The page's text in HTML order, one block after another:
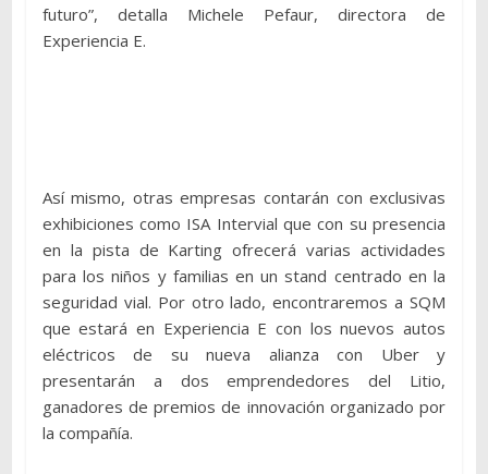
futuro”, detalla Michele Pefaur, directora de
Experiencia E.
Así mismo, otras empresas contarán con exclusivas
exhibiciones como ISA Intervial que con su presencia
en la pista de Karting ofrecerá varias actividades
para los niños y familias en un stand centrado en la
seguridad vial. Por otro lado, encontraremos a SQM
que estará en Experiencia E con los nuevos autos
eléctricos de su nueva alianza con Uber y
presentarán a dos emprendedores del Litio,
ganadores de premios de innovación organizado por
la compañía.